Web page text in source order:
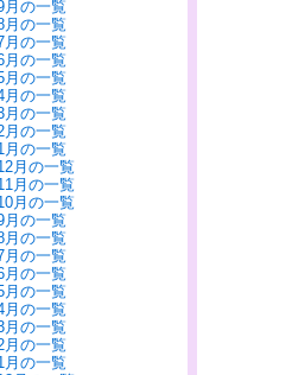
月の一覧
月の一覧
月の一覧
月の一覧
月の一覧
月の一覧
月の一覧
月の一覧
月の一覧
月の一覧
月の一覧
月の一覧
月の一覧
月の一覧
月の一覧
月の一覧
月の一覧
月の一覧
月の一覧
月の一覧
月の一覧